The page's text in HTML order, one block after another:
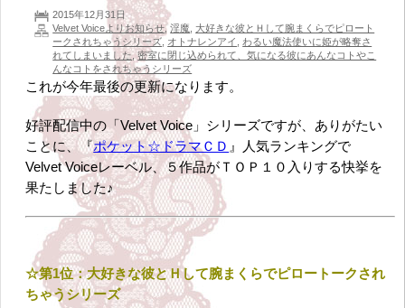
2015年12月31日
Velvet Voiceよりお知らせ,淫魔 ,大好きな彼とＨして腕まくらでピロート
ークされちゃうシリーズ オトナレンアイ
わるい魔法使いに姫が略奪さ
れてしまいました,密室に閉じ込められて、気になる彼にあんなコトやこ
んなコトをされちゃうシリーズ
これが今年最後の更新になります。
好評配信中の「Velvet Voice」シリーズですが、ありがたい
ことに、『ポケット☆ドラマＣＤ 』人気ランキングで
Velvet Voiceレーベル、５作品がＴＯＰ１０入りする快挙を
果たしました♪
☆第1位：大好きな彼とＨして腕まくらでピロートークされ
ちゃうシリーズ